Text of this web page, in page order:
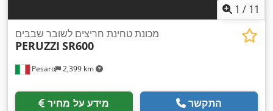
1 / 11
Pesaro 2,399 km
מכונת טחינת חריצים לשובר שבבים
PERUZZI SR600
מידע על מחיר התקשר